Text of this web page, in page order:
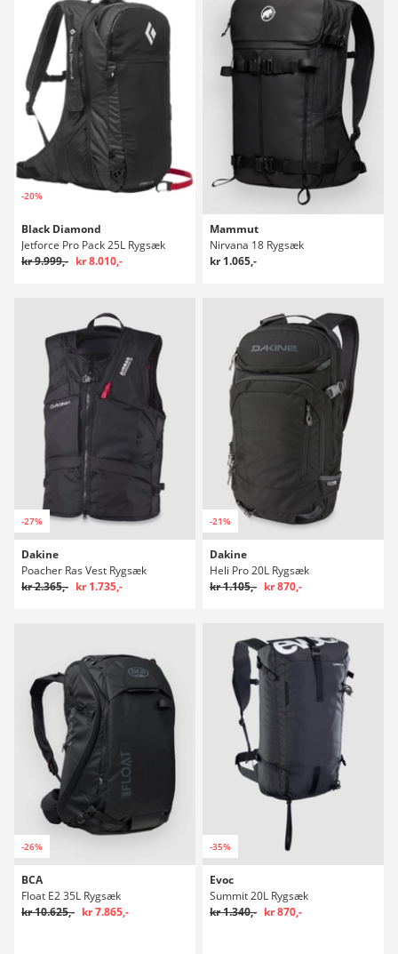
-20%
Black Diamond
Jetforce Pro Pack 25L Rygsæk
kr 9.999,- kr 8.010,-
Mammut
Nirvana 18 Rygsæk
kr 1.065,-
-27%
Dakine
Poacher Ras Vest Rygsæk
kr 2.365,- kr 1.735,-
-21%
Dakine
Heli Pro 20L Rygsæk
kr 1.105,- kr 870,-
-26%
BCA
Float E2 35L Rygsæk
kr 10.625,- kr 7.865,-
-35%
Evoc
Summit 20L Rygsæk
kr 1.340,- kr 870,-